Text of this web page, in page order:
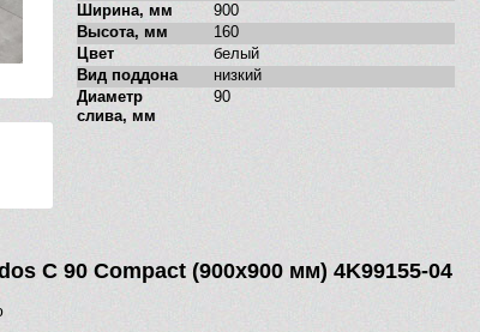
Ширина, мм
900
Высота, мм
160
Цвет
белый
Вид поддона
низкий
Диаметр
слива, мм
90
C 90 Compact (900х900 мм) 4K99155-04